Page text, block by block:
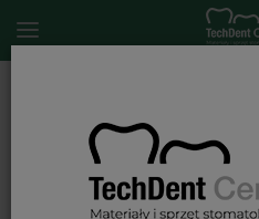
G-CEM ONE Universal System Kit